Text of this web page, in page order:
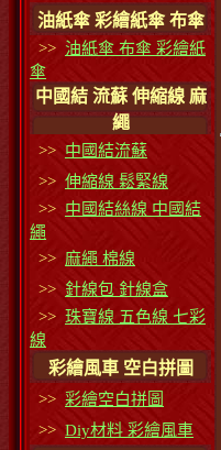
油紙傘 彩繪紙傘 布傘
>> 油紙傘 布傘 彩繪紙
傘
中國結 流蘇 伸縮線 麻
繩
>> 中國結流蘇
>> 伸縮線 鬆緊線
>> 中國結絲線 中國結
繩
>> 麻繩 棉線
>> 針線包 針線盒
>> 珠寶線 五色線 七彩
線
彩繪風車 空白拼圖
>> 彩繪空白拼圖
>> Diy材料 彩繪風車